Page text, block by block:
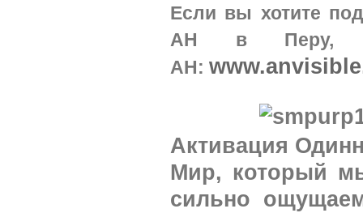
Если вы хотите
АН в Перу,
АН:
Активация
Мир, который
сильно